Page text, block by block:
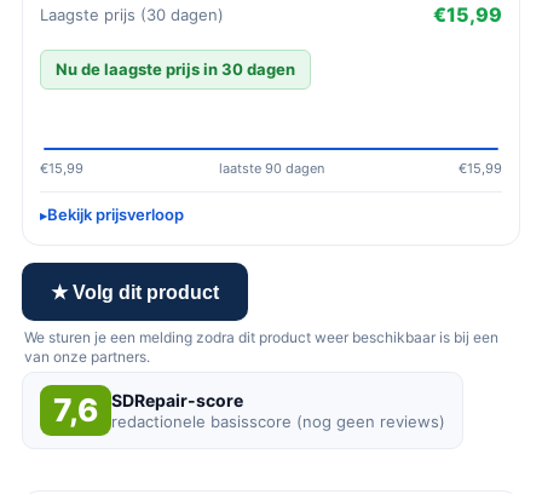
Laagste prijs (30 dagen) €15,99
Nu de laagste prijs in 30 dagen
€15,99 laatste 90 dagen €15,99
Bekijk prijsverloop
★ Volg dit product
We sturen je een melding zodra dit product weer beschikbaar is bij een
van onze partners.
7,6 SDRepair-score
redactionele basisscore (nog geen reviews)